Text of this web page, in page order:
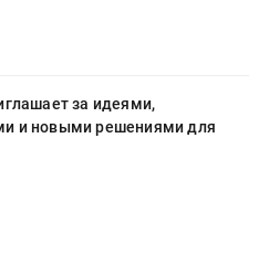
за идеями,
и новыми решениями для